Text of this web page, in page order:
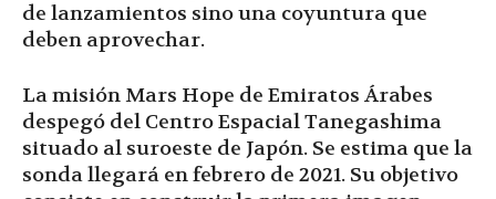
de lanzamientos sino una coyuntura que
deben aprovechar.
La misión Mars Hope de Emiratos Árabes
despegó del Centro Espacial Tanegashima
situado al suroeste de Japón. Se estima que la
sonda llegará en febrero de 2021. Su objetivo